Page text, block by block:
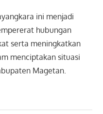
ini menjadi
hubungan
serta meningkatkan
menciptakan situasi
Magetan.